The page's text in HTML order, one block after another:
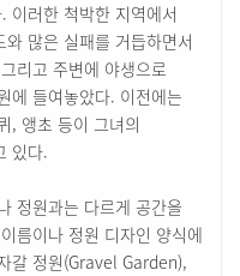
이러한 척박한 지역에서
많은 실패를 거듭하면서
리고 주변에 야생으로
에 들여놓았다. 이전에는
, 앵초 등이 그녀의
있다.
정원과는 다르게 공간을
름이나 정원 디자인 양식에
갈 정원(Gravel Garden),